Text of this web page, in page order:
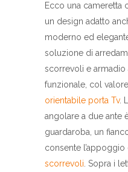
Ecco una cameretta
un design adatto
moderno ed
soluzione di
scorrevoli e armadio
funzionale, col
orientabile porta Tv.
angolare a due ante
guardaroba, un
consente l’appoggio
scorrevoli . Sopra i